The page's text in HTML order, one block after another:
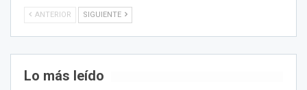
ANTERIOR SIGUIENTE
Lo más leído